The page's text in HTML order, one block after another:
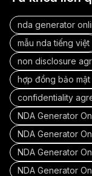
nda generator
mẫu nda tiếng việt
non disclosure
hợp đồng bảo
confidentiality
NDA Generator
NDA Generator
NDA Generator
NDA Generator